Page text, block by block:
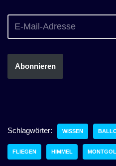
Abonnieren
Schlagwörter: WISSEN
FLIEGEN HIMMEL